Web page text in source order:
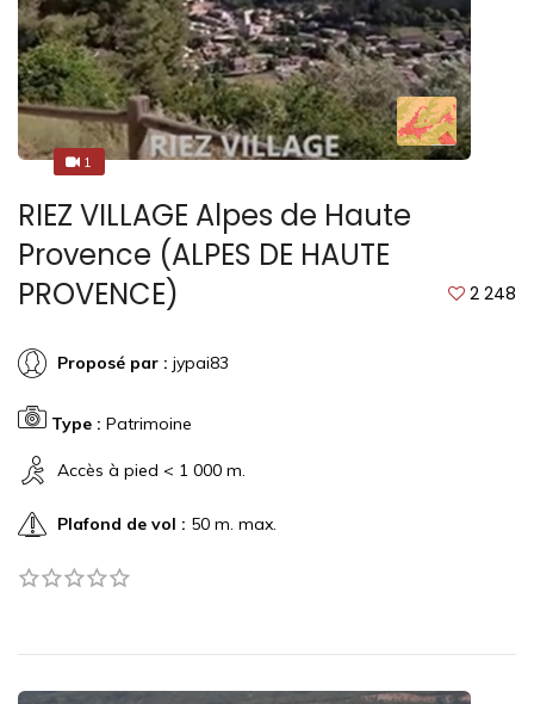
11
RIEZ VILLAGE Alpes de Haute
Provence (ALPES DE HAUTE
PROVENCE)
2 248
Proposé par : jypai83
Type : Patrimoine
Accès à pied < 1 000 m.
Plafond de vol : 50 m. max.